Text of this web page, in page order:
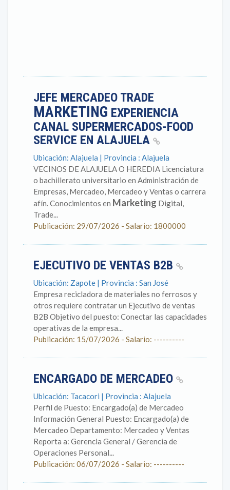
JEFE MERCADEO TRADE
MARKETING EXPERIENCIA
CANAL SUPERMERCADOS-FOOD
SERVICE EN ALAJUELA
Ubicación: Alajuela | Provincia : Alajuela
VECINOS DE ALAJUELA O HEREDIA Licenciatura
o bachillerato universitario en Administración de
Empresas, Mercadeo, Mercadeo y Ventas o carrera
afín. Conocimientos en Marketing Digital,
Trade...
Publicación: 29/07/2026 - Salario: 1800000
EJECUTIVO DE VENTAS B2B
Ubicación: Zapote | Provincia : San José
Empresa recicladora de materiales no ferrosos y
otros requiere contratar un Ejecutivo de ventas
B2B Objetivo del puesto: Conectar las capacidades
operativas de la empresa...
Publicación: 15/07/2026 - Salario: ----------
ENCARGADO DE MERCADEO
Ubicación: Tacacori | Provincia : Alajuela
Perfil de Puesto: Encargado(a) de Mercadeo
Información General Puesto: Encargado(a) de
Mercadeo Departamento: Mercadeo y Ventas
Reporta a: Gerencia General / Gerencia de
Operaciones Personal...
Publicación: 06/07/2026 - Salario: ----------